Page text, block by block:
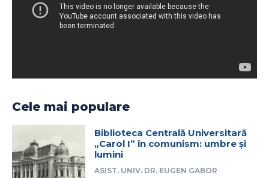
Cele mai populare
Biblioteca Centrală Universitară
„Carol I” în comunism: umbre și
lumini
ASIST. UNIV. DR. EUGEN GABOR